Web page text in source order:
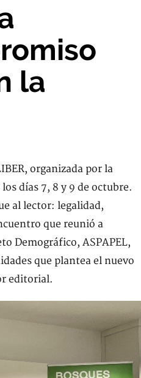
la
organizada por la
días 7, 8 y 9 de octubre.
al lector: legalidad,
que reunió a
Demográfico, ASPAPEL,
que plantea el nuevo
editorial.